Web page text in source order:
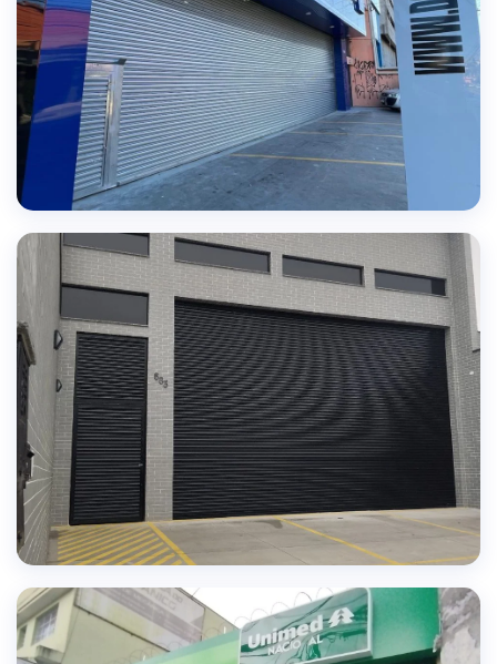
SOLUÇÕES PERSONALIZADAS
Portas sob medida para cada necessidade
TECNOLOGIA AVANÇADA
Automação e segurança em cada instalação